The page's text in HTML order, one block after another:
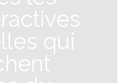
qui